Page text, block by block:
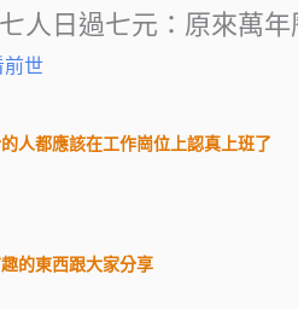
人日過七元：原來萬
前世
人都應該在工作崗位上認真上班了
的東西跟大家分享